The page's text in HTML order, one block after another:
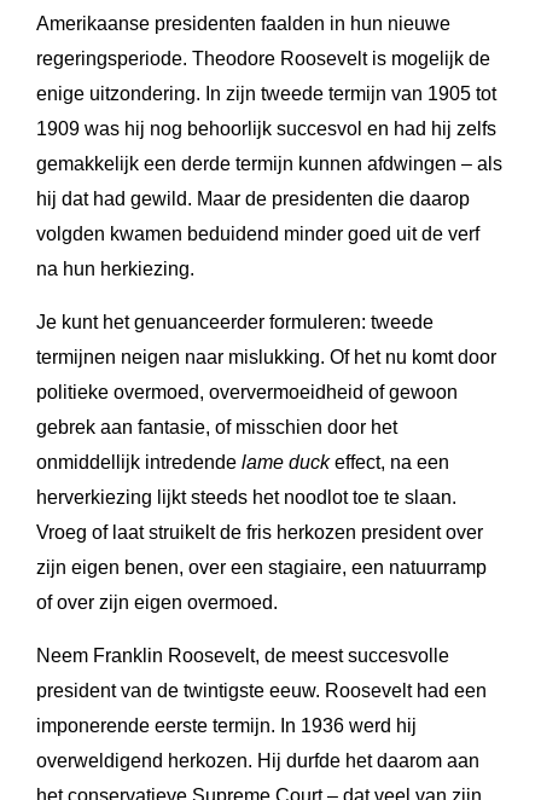
Amerikaanse presidenten faalden in hun nieuwe
regeringsperiode. Theodore Roosevelt is mogelijk de
enige uitzondering. In zijn tweede termijn van 1905 tot
1909 was hij nog behoorlijk succesvol en had hij zelfs
gemakkelijk een derde termijn kunnen afdwingen – als
hij dat had gewild. Maar de presidenten die daarop
volgden kwamen beduidend minder goed uit de verf
na hun herkiezing.
Je kunt het genuanceerder formuleren: tweede
termijnen neigen naar mislukking. Of het nu komt door
politieke overmoed, oververmoeidheid of gewoon
gebrek aan fantasie, of misschien door het
onmiddellijk intredende lame duckeffect, na een
herverkiezing lijkt steeds het noodlot toe te slaan.
Vroeg of laat struikelt de fris herkozen president over
zijn eigen benen, over een stagiaire, een natuurramp
of over zijn eigen overmoed.
Neem Franklin Roosevelt, de meest succesvolle
president van de twintigste eeuw. Roosevelt had een
imponerende eerste termijn. In 1936 werd hij
overweldigend herkozen. Hij durfde het daarom aan
het conservatieve Supreme Court – dat veel van zijn